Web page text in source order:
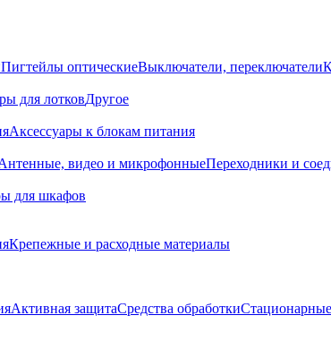
Пигтейлы оптическиеВыключатели, переключатели
для лотковДругое
Аксессуары к блокам питания
видео и микрофонныеПереходники и
для шкафов
Крепежные и расходные материалы
Активная защитаСредства обработки